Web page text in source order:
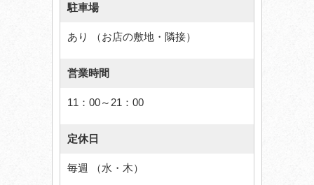
駐車場
あり （お店の敷地・隣接）
営業時間
11：00～21：00
定休日
毎週 （水・木）